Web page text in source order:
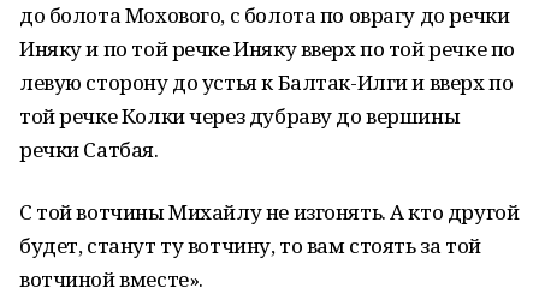
до болота Мохового, с болота по оврагу до речки
Иняку и по той речке Иняку вверх по той речке по
левую сторону до устья к Балтак-Илги и вверх по
той речке Колки через дубраву до вершины
речки Сатбая.
С той вотчины Михайлу не изгонять. А кто другой
будет, станут ту вотчину, то вам стоять за той
вотчиной вместе».